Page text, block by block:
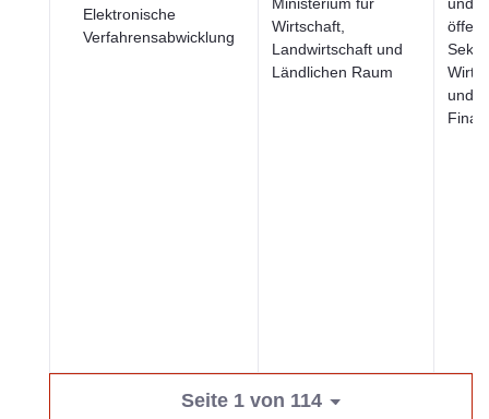
Elektronische
Verfahrensabwicklung
Wirtschaft,
Landwirtschaft und
Ländlichen Raum
und
Seite 1 von 114